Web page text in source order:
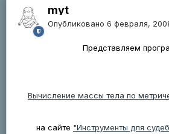
myt
Опубликовано 6 февраля,
Представляем
Вычисление массы тела по
на сайте "Инструменты для